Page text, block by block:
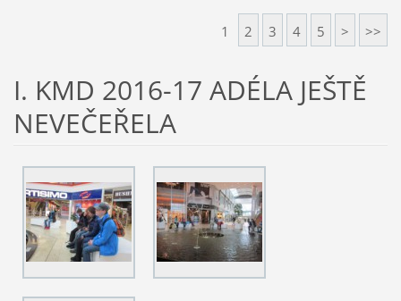
1 2 3 4 5 > >>
I. KMD 2016-17 ADÉLA JEŠTĚ
NEVEČEŘELA